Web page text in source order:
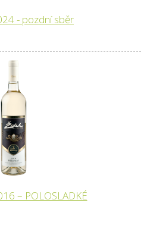
- pozdní sběr
– POLOSLADKÉ